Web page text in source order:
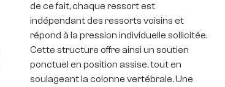
de ce fait, chaque ressort est
indépendant des ressorts voisins et
répond à la pression individuelle sollicitée.
Cette structure offre ainsi un soutien
ponctuel en position assise, tout en
soulageant la colonne vertébrale. Une